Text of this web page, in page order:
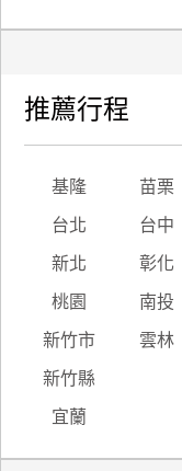
推薦行程
基隆 苗栗
台北 台中
新北 彰化
桃園 南投
新竹市 雲林
新竹縣
宜蘭